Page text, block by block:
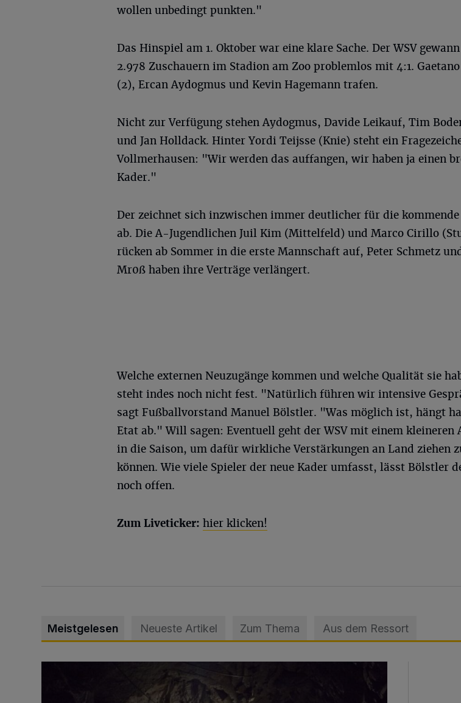
wollen unbedingt punkten."
Das Hinspiel am 1. Oktober war eine klare Sache. Der WSV
2.978 Zuschauern im Stadion am Zoo problemlos mit 4:1.
(2), Ercan Aydogmus und Kevin Hagemann trafen.
Nicht zur Verfügung stehen Aydogmus, Davide Leikauf, Tim
und Jan Holldack. Hinter Yordi Teijsse (Knie) steht ein
Vollmerhausen: "Wir werden das auffangen, wir haben ja einen
Kader."
Der zeichnet sich inzwischen immer deutlicher für die kommende
ab. Die A-Jugendlichen Juil Kim (Mittelfeld) und Marco Cirillo
rücken ab Sommer in die erste Mannschaft auf, Peter Schmetz
Mr0ß haben ihre Verträge verlängert.
Welche externen Neuzugänge kommen und welche Qualität sie
steht indes noch nicht fest. "Natürlich führen wir intensive
sagt Fußballvorstand Manuel Bölstler. "Was möglich ist, hängt
Etat ab." Will sagen: Eventuell geht der WSV mit einem kleineren
in die Saison, um dafür wirkliche Verstärkungen an Land ziehen
können. Wie viele Spieler der neue Kader umfasst, lässt Bölstler
noch offen.
Zum Liveticker: hier klicken!
Meistgelesen Neueste Artikel Zum Thema Aus dem Ressort